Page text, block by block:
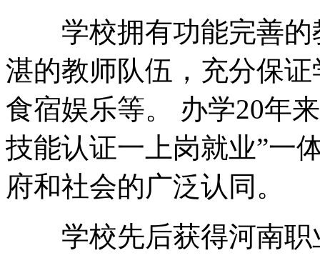
学校拥有功能完善的
湛的教师队伍，充分保
食宿娱乐等。 办学20年
技能认证一上岗就业”一
府和社会的广泛认同。
学校先后获得河南职